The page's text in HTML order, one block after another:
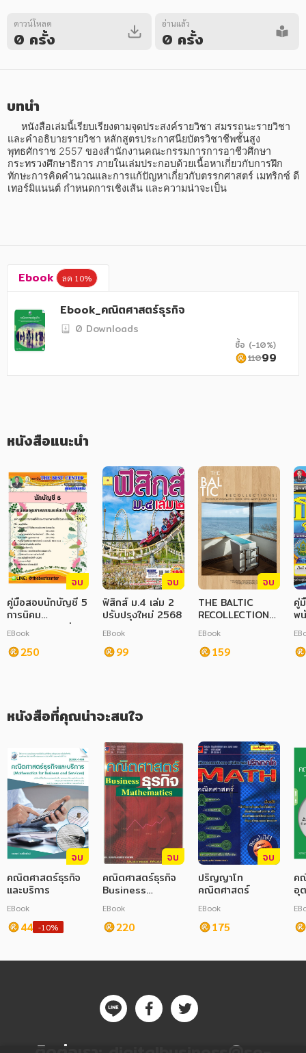
หนังสือออกใหม่ หนังสือยอดนิยม หนังสือเช่า
อีบุ๊กอ่านฟรี
หมวดหมู่หนังสือ
อาหาร สุขภาพ การแพทย์
ศิลปะ บันเทิง กีฬา ท่องเที่ยว
สังคม วัฒนธรรม การปกครอง ศาสนาและปรัชญา
การเงิน การลงทุน บริหาร
ครอบครัว
วรรณกรรม
เทคโนโลยี การสื่อสาร วิทยาศาสตร์
หนังสือเด็ก
การพัฒนาตนเอง
ความรู้ทั่วไป
การ์ตูนความรู้ การ์ตูน
การ์ตูนมังงะ (Manga)
ดาวน์โหลด
0 ครั้ง
อ่านแล้ว
0 ครั้ง
บทนำ
และคำอธิบายรายวิชา หลักสูตรประกาศนียบัตรวิชาชีพชั้นสูง
พุทธศักราช 2557 ของสำนักงานคณะกรรมการการอาชีวศึกษา
กระทรวงศึกษาธิการ ภายในเล่มประกอบด้วยเนื้อหาเกี่ยวกับการฝึก
ทักษะการคิดคำนวณและการแก้ปัญหาเกี่ยวกับตรรกศาสตร์ เมทริกซ์ ดี
เทอร์มิแนนต์ กำหนดการเชิงเส้น และความน่าจะเป็น
Ebook ลด 10%
Ebook_คณิตศาสตร์ธุรกิจ
0 Downloads
ซื้อ (-10%)
11099
หนังสือแนะนำ
จบ
คู่มือสอบนักบัญชี 5
การนิคม
อุตสาหกรรมแห่ง
ประเทศไทย
EBook
250
จบ
ฟิสิกส์ ม.4 เล่ม 2
ปรับปรุงใหม่ 2568
EBook
99
จบ
THE BALTIC
RECOLLECTIONS :
Reflections on
scholarly visits
to Finland,
EBook
159
คู่
พ
ก
หนังสือที่คุณน่าจะสนใจ
จบ
คณิตศาสตร์ธุรกิจ
และบริการ
EBook
44 -10%
จบ
คณิตศาสตร์ธุรกิจ
Business
Mathematic
EBook
220
จบ
ปริญญาโท
คณิตศาสตร์
EBook
175
ค
อุ